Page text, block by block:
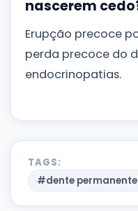
nascerem
Erupção precoce
perda precoce do
endocrinopatias.
TAGS:
#dente